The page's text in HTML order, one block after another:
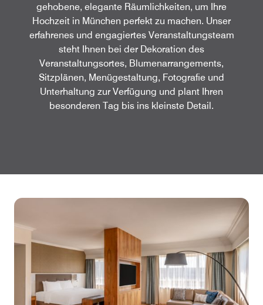
gehobene, elegante Räumlichkeiten, um Ihre
Hochzeit in München perfekt zu machen. Unser
erfahrenes und engagiertes Veranstaltungsteam
steht Ihnen bei der Dekoration des
Veranstaltungsortes, Blumenarrangements,
Sitzplänen, Menügestaltung, Fotografie und
Unterhaltung zur Verfügung und plant Ihren
besonderen Tag bis ins kleinste Detail.